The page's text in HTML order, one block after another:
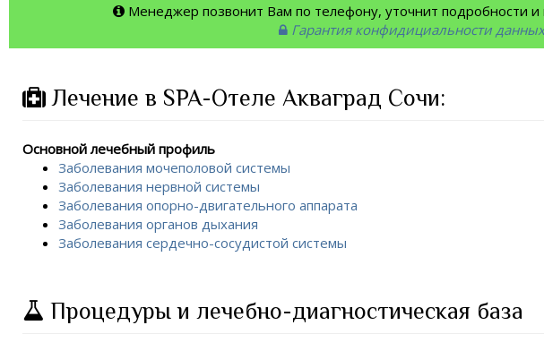
Менеджер позвонит Вам по телефону, уточнит подробности и
Гарантия конфидициальности данных
Лечение в SPA-Отеле Акваград Сочи:
Основной лечебный профиль
Заболевания мочеполовой системы
Заболевания нервной системы
Заболевания опорно-двигательного аппарата
Заболевания органов дыхания
Заболевания сердечно-сосудистой системы
Процедуры и лечебно-диагностическая база